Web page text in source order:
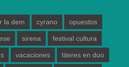
la dem cyrano opuestos
sirena festival cultura
vacaciones titeres en duo